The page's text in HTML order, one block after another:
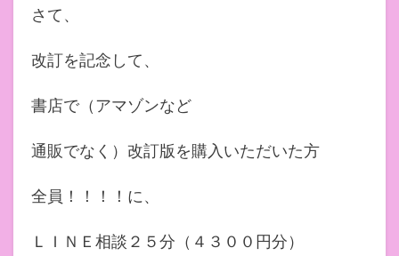
さて、
改訂を記念して、
書店で（アマゾンなど
通販でなく）改訂版を購入いただいた方
全員！！！！に、
ＬＩＮＥ相談２５分（４３００円分）